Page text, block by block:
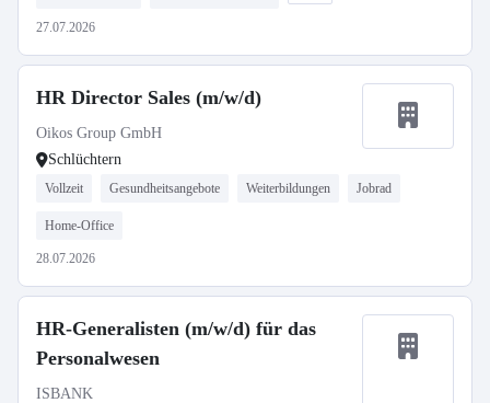
27.07.2026
HR Director Sales (m/w/d)
Oikos Group GmbH
Schlüchtern
Vollzeit Gesundheitsangebote Weiterbildungen Jobrad
Home-Office
28.07.2026
HR-Generalisten (m/w/d) für das
Personalwesen
ISBANK